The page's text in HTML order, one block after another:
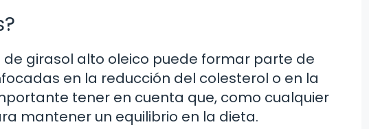
girasol alto oleico puede formar parte de
en la reducción del colesterol o en la
tener en cuenta que, como cualquier
mantener un equilibrio en la dieta.